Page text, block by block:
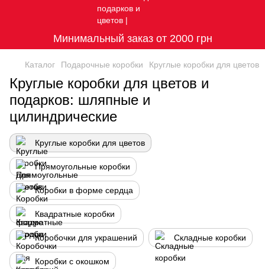
Минимальный заказ от 2000 грн
Каталог Подарочные коробки Круглые коробки для цветов
Круглые коробки для цветов и
подарков: шляпные и
цилиндрические
Круглые коробки для цветов
Прямоугольные коробки
Коробки в форме сердца
Квадратные коробки
Коробочки для украшений Складные коробки
Коробки с окошком